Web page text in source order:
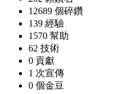
12689 個碎鑽
139 經驗
1570 幫助
62 技術
0 貢獻
1 次宣傳
0 個金豆